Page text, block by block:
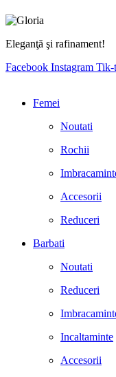
Eleganţă şi rafinament!
Facebook Instagram Tik-
Femei
Noutati
Rochii
Accesorii
Reduceri
Barbati
Noutati
Reduceri
Incaltaminte
Accesorii